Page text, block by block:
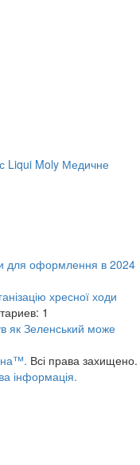
Liqui Moly Медичне
для оформлення в 2024
хресної ходи
1
як Зеленський може
Всі права захищено.
інформація.